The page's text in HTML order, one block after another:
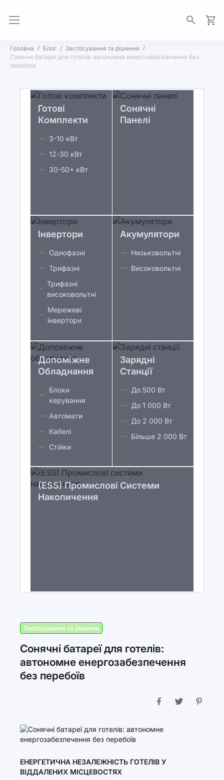
Головна Блог
Застосування та рішення
Сонячні батареї для готелів: автономне енергозабезпечення без
перебоїв
Готові
Комплекти
3-10 кВт
12-30 кВт
30-50+ кВт
Сонячні
Панелі
Інвертори
Однофазні
Трифазні
Трифазні
високовольтні
Мережеві
інвертори
Акумулятори
Низьковольтні
Високовольтні
Допоміжне
Обладнання
Блоки
керування
Автомати
Кабелі
Стійки
Зарядні
Станції
До 500 Вт
До 1 000 Вт
До 2 000 Вт
Більше 2 000 Вт
(ESS) Промислові Системи
Накопичення
Застосування та рішення
Сонячні батареї для готелів:
автономне енергозабезпечення
без перебоїв
ЕНЕРГЕТИЧНА НЕЗАЛЕЖНІСТЬ ГОТЕЛІВ У
ВІДДАЛЕНИХ МІСЦЕВОСТЯХ